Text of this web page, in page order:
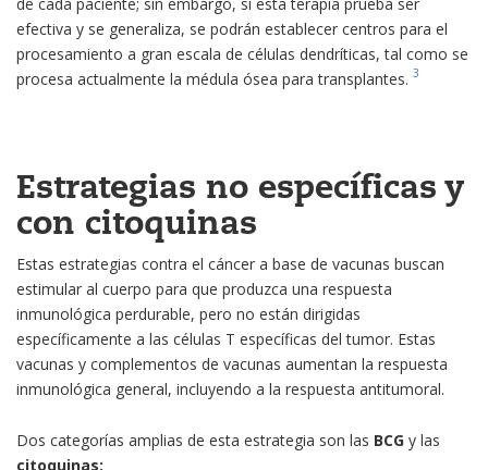
efectiva y se generaliza, se podrán establecer centros para el
procesamiento a gran escala de células dendríticas, tal como se
procesa actualmente la médula ósea para transplantes. 3
Estrategias no específicas y
con citoquinas
Estas estrategias contra el cáncer a base de vacunas buscan
estimular al cuerpo para que produzca una respuesta
inmunológica perdurable, pero no están dirigidas
específicamente a las células T específicas del tumor. Estas
vacunas y complementos de vacunas aumentan la respuesta
inmunológica general, incluyendo a la respuesta antitumoral.
Dos categorías amplias de esta estrategia son las BCG y las
citoquinas: